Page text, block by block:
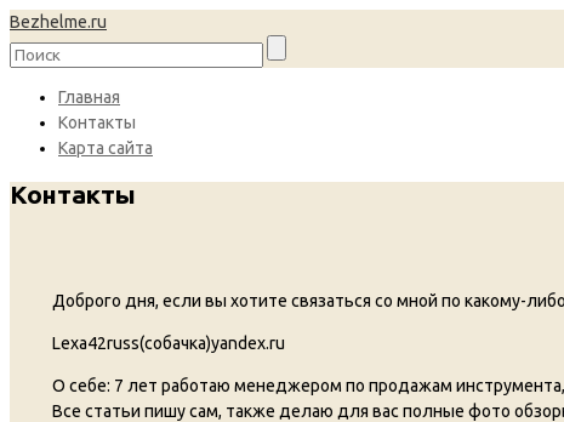
Bezhelme.ru
Главная
Контакты
Карта сайта
Контакты
Доброго дня, если вы хотите связаться со мной по какому-
Lexa42russ(собачка)yandex.ru
О себе: 7 лет работаю менеджером по продажам
Все статьи пишу сам, также делаю для вас полные фото